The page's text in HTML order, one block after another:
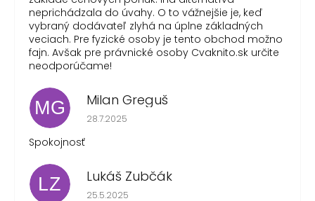
neprichádzala do úvahy. O to vážnejšie je, keď
vybraný dodávateľ zlyhá na úplne základných
veciach. Pre fyzické osoby je tento obchod možno
fajn. Avšak pre právnické osoby Cvaknito.sk určite
neodporúčame!
MG Milan Greguš
Hodnotenie obchodu je 5 z 5 hviezdičiek.
28.7.2025
Spokojnosť
LZ Lukáš Zubčák
Hodnotenie obchodu je 5 z 5 hviezdičiek.
25.5.2025